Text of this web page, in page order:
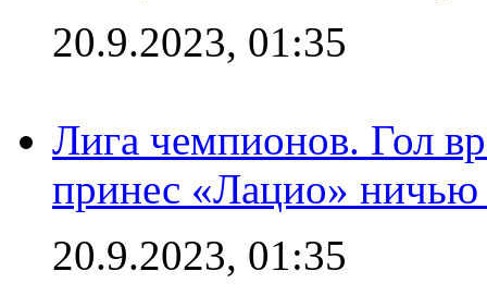
20.9.2023, 01:35
Лига чемпионов. Гол
принес «Лацио» ничью
20.9.2023, 01:35